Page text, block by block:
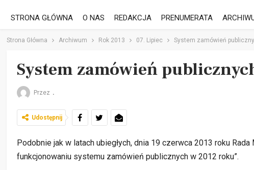
STRONA GŁÓWNA O NAS REDAKCJA PRENUMERATA
Strona Główna Archiwum Rok 2013 07. Lipiec System zamówień
System zamówień
Przez .
Udostępnij
Podobnie jak w latach ubiegłych, dnia 19 czerwca 2013 roku
funkcjonowaniu systemu zamówień publicznych w 2012 roku”.